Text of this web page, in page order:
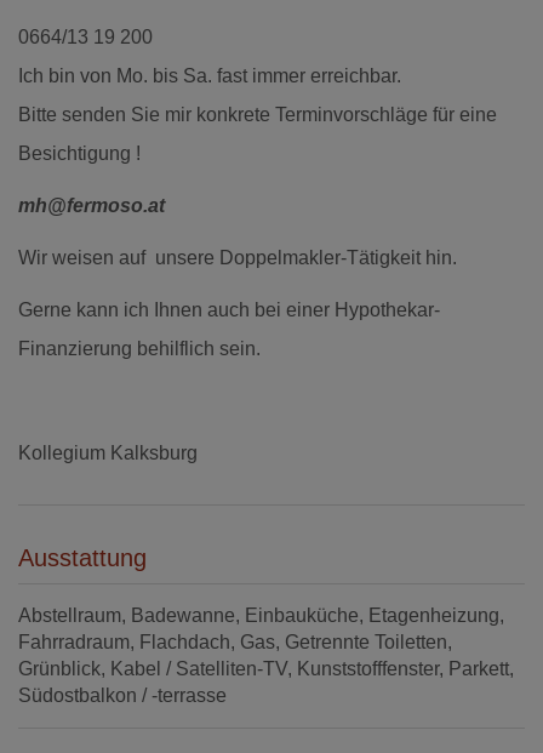
0664/13 19 200
Ich bin von Mo. bis Sa. fast immer erreichbar.
Bitte senden Sie mir konkrete Terminvorschläge für eine
Besichtigung !
mh@fermoso.at
Wir weisen auf unsere Doppelmakler-Tätigkeit hin.
Gerne kann ich Ihnen auch bei einer Hypothekar-
Finanzierung behilflich sein.
Kollegium Kalksburg
Ausstattung
Abstellraum Badewanne Einbauküche
Etagenheizung
Fahrradraum
Flachdach Gas Getrennte Toiletten
Grünblick
Kabel / Satelliten-TV Kunststofffenster
Parkett
Südostbalkon / -terrasse